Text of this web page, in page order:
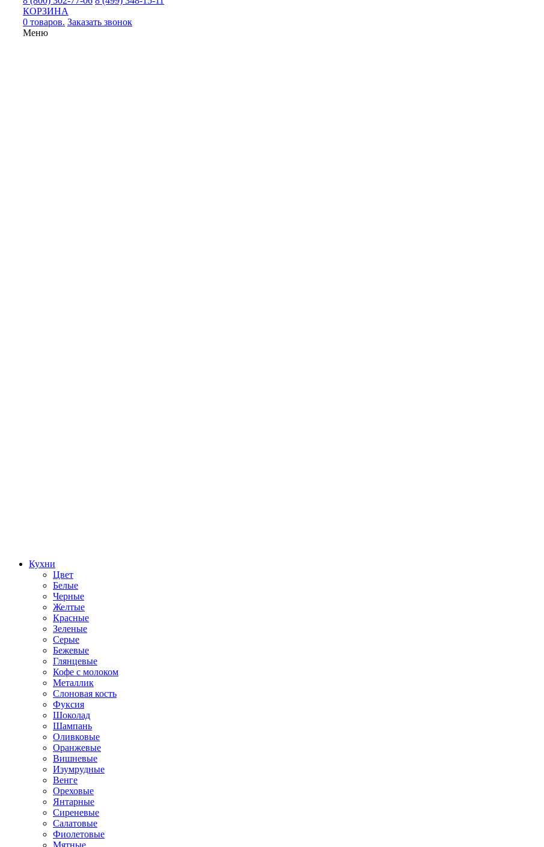
КОРЗИНА
0 товаров. Заказать звонок
Меню
Кухни
Цвет
Белые
Черные
Желтые
Красные
Зеленые
Серые
Бежевые
Глянцевые
Кофе с молоком
Металлик
Слоновая кость
Фуксия
Шоколад
Шампань
Оливковые
Оранжевые
Вишневые
Изумрудные
Венге
Ореховые
Янтарные
Сиреневые
Салатовые
Фиолетовые
Мятные